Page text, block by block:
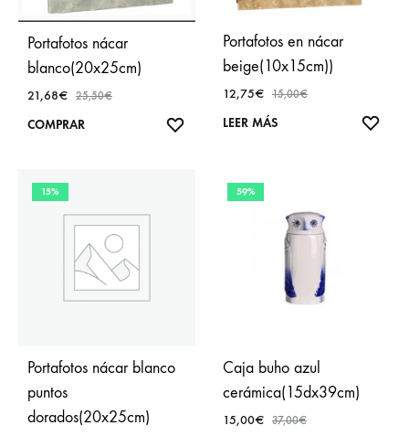
Portafotos nácar
blanco(20x25cm)
21,68€ 25,50€
COMPRAR
AÑADIR
Portafotos en nácar
beige(10x15cm))
12,75€ 15,00€
LEER MÁS
15%
Portafotos nácar blanco
puntos
dorados(20x25cm)
59%
Caja buho azul
cerámica(15dx39cm)
15,00€ 37,00€